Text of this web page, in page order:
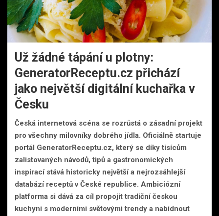
Už žádné tápání u plotny:
GeneratorReceptu.cz přichází
jako největší digitální kuchařka v
Česku
Česká internetová scéna se rozrůstá o zásadní projekt
pro všechny milovníky dobrého jídla. Oficiálně startuje
portál GeneratorReceptu.cz, který se díky tisícům
zalistovaných návodů, tipů a gastronomických
inspirací stává historicky největší a nejrozsáhlejší
databází receptů v České republice. Ambiciózní
platforma si dává za cíl propojit tradiční českou
kuchyni s moderními světovými trendy a nabídnout